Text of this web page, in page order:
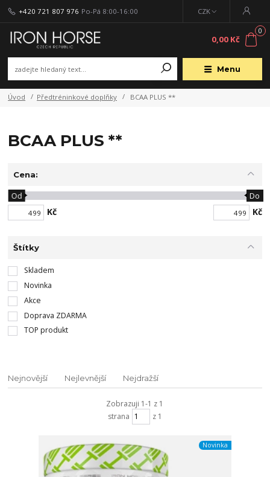
Menu
CZK
+420 721 807 976 Po-Pá 8:00-16:00
0
0,00 Kč
Úvod Předtréninkové doplňky BCAA PLUS **
BCAA PLUS **
Cena:
Kč
Od Do
Kč
Štítky
Skladem
Novinka
Akce
Doprava ZDARMA
TOP produkt
Nejnovější Nejlevnější Nejdražší
Zobrazuji 1-1 z 1
strana
z 1
Novinka